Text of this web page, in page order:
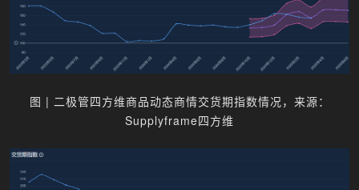
图 | 二极管四方维商品动态商情交货期指数情况，来源：
Supplyframe四方维